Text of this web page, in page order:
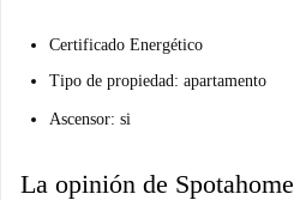
Certificado Energético
Tipo de propiedad: apartamento
Ascensor: si
La opinión de Spotahome